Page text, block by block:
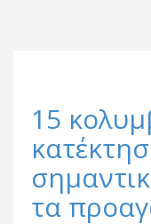
15
τα